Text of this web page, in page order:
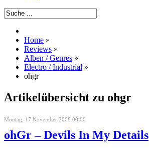
Home »
Reviews »
Alben / Genres »
Electro / Industrial »
ohgr
Artikelübersicht zu ohgr
Montag, 17 November 2008 00:00
ohGr – Devils In My Details